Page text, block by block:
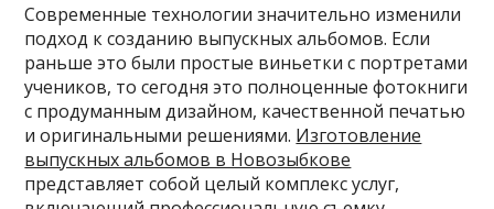
Современные технологии значительно изменили
подход к созданию выпускных альбомов. Если
раньше это были простые виньетки с портретами
учеников, то сегодня это полноценные фотокниги
с продуманным дизайном, качественной печатью
и оригинальными решениями. Изготовление
выпускных альбомов в Новозыбкове
представляет собой целый комплекс услуг,